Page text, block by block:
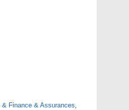
& Finance & Assurances,